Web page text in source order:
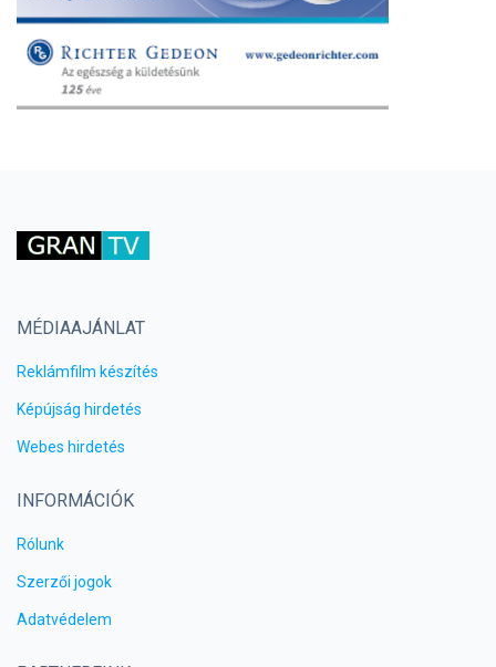
MÉDIAAJÁNLAT
Reklámfilm készítés
Képújság hirdetés
Webes hirdetés
INFORMÁCIÓK
Rólunk
Szerzői jogok
Adatvédelem